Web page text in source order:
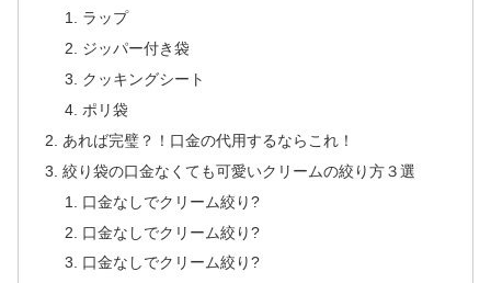
ラップ
ジッパー付き袋
クッキングシート
ポリ袋
あれば完璧？！口金の代用するならこれ！
絞り袋の口金なくても可愛いクリームの絞り方３選
口金なしでクリーム絞り?
口金なしでクリーム絞り?
口金なしでクリーム絞り?